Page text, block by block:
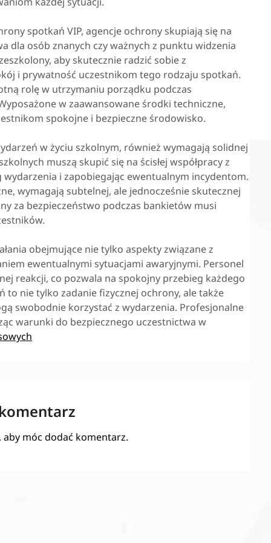
spotkań VIP, agencje ochrony skupiają się na
dla osób znanych czy ważnych z punktu widzenia
aby skutecznie radzić sobie z
i prywatność uczestnikom tego rodzaju spotkań.
rolę w utrzymaniu porządku podczas
w zaawansowane środki techniczne,
spokojne i bezpieczne środowisko.
w życiu szkolnym, również wymagają solidnej
muszą skupić się na ścisłej współpracy z
i zapobiegając ewentualnym incydentom.
wymagają subtelnej, ale jednocześnie skutecznej
za bezpieczeństwo podczas bankietów musi
obejmujące nie tylko aspekty związane z
ewentualnymi sytuacjami awaryjnymi. Personel
reakcji, co pozwala na spokojny przebieg każdego
to nie tylko zadanie fizycznej ochrony, ale także
swobodnie korzystać z wydarzenia. Profesjonalne
warunki do bezpiecznego uczestnictwa w
aby móc dodać komentarz.